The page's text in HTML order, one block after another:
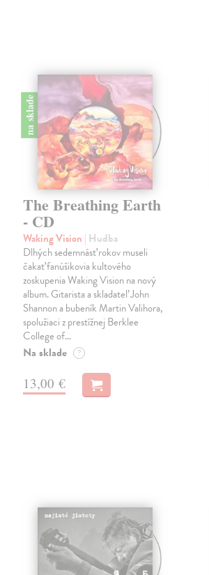
na sklade
The Breathing Earth
- CD
Waking Vision | Hudba
Dlhých sedemnásť rokov museli
čakať fanúšikovia kultového
zoskupenia Waking Vision na nový
album. Gitarista a skladateľ John
Shannon a bubeník Martin Valihora,
spolužiaci z prestížnej Berklee
College of…
Na sklade ?
13,00 €